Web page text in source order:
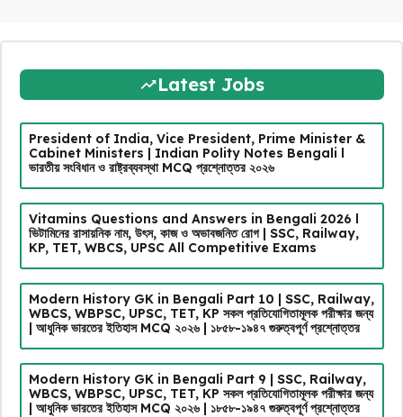
Latest Jobs
President of India, Vice President, Prime Minister &
Cabinet Ministers | Indian Polity Notes Bengali l
ভারতীয় সংবিধান ও রাষ্ট্রব্যবস্থা MCQ প্রশ্নোত্তর ২০২৬
Vitamins Questions and Answers in Bengali 2026 l
ভিটামিনের রাসায়নিক নাম, উৎস, কাজ ও অভাবজনিত রোগ | SSC, Railway,
KP, TET, WBCS, UPSC All Competitive Exams
Modern History GK in Bengali Part 10 | SSC, Railway,
WBCS, WBPSC, UPSC, TET, KP সকল প্রতিযোগিতামূলক পরীক্ষার জন্য
| আধুনিক ভারতের ইতিহাস MCQ ২০২৬ | ১৮৫৮-১৯৪৭ গুরুত্বপূর্ণ প্রশ্নোত্তর
Modern History GK in Bengali Part 9 | SSC, Railway,
WBCS, WBPSC, UPSC, TET, KP সকল প্রতিযোগিতামূলক পরীক্ষার জন্য
| আধুনিক ভারতের ইতিহাস MCQ ২০২৬ | ১৮৫৮-১৯৪৭ গুরুত্বপূর্ণ প্রশ্নোত্তর